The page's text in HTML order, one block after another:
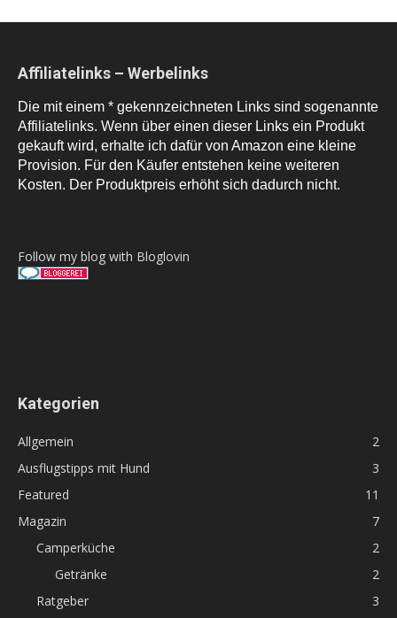
Affiliatelinks – Werbelinks
Die mit einem * gekennzeichneten Links sind sogenannte
Affiliatelinks. Wenn über einen dieser Links ein Produkt
gekauft wird, erhalte ich dafür von Amazon eine kleine
Provision. Für den Käufer entstehen keine weiteren
Kosten. Der Produktpreis erhöht sich dadurch nicht.
Follow my blog with Bloglovin
Kategorien
Allgemein
2
Ausflugstipps mit Hund
3
Featured
11
Magazin
7
Camperküche
2
Getränke
2
Ratgeber
3